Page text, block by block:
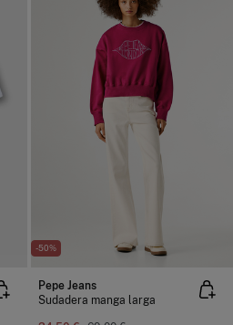
-50%
Pepe Jeans
Sudadera manga larga